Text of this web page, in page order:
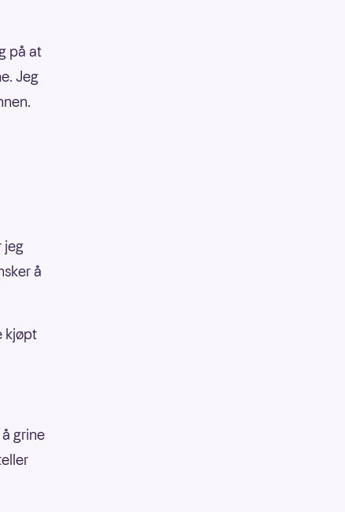
på at
Jeg
jeg
å
kjøpt
grine